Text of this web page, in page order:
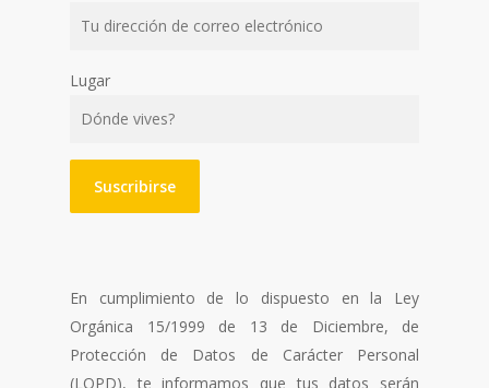
Lugar
En cumplimiento de lo dispuesto en la Ley
Orgánica 15/1999 de 13 de Diciembre, de
Protección de Datos de Carácter Personal
(LOPD), te informamos que tus datos serán